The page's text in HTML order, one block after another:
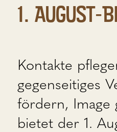
1. August-
Kontakte
gegenseitiges
fördern, Image
bietet der 1.